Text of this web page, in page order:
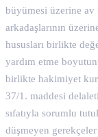
büyümesi üzerine
arkadaşlarının
hususları birlikte
yardım etme
birlikte hakimiyet
37/1. maddesi
sıfatıyla sorumlu
düşmeyen